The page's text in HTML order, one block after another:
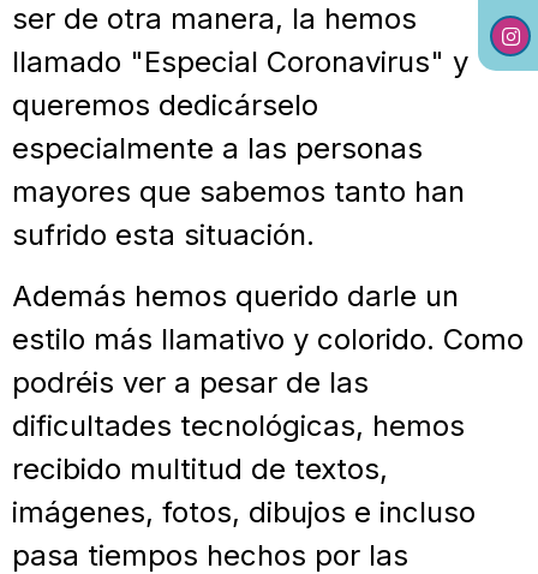
ser de otra manera, la hemos
llamado "Especial Coronavirus" y
queremos dedicárselo
especialmente a las personas
mayores que sabemos tanto han
sufrido esta situación.
Además hemos querido darle un
estilo más llamativo y colorido. Como
podréis ver a pesar de las
dificultades tecnológicas, hemos
recibido multitud de textos,
imágenes, fotos, dibujos e incluso
pasa tiempos hechos por las